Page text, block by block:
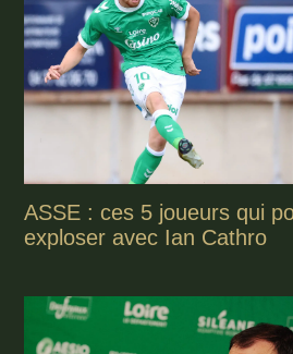
ASSE : ces 5 joueurs qui
exploser avec Ian Cathro